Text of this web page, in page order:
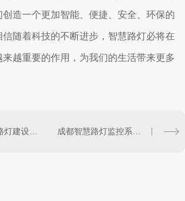
造一个更加智能、便捷、安全、环保的
随着科技的不断进步，智慧路灯必将在
越重要的作用，为我们的生活带来更多